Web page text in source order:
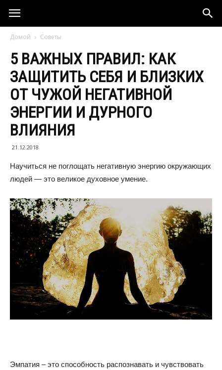
Домой Советы
5 ВАЖНЫХ ПРАВИЛ: КАК
ЗАЩИТИТЬ СЕБЯ И БЛИЗКИХ
ОТ ЧУЖОЙ НЕГАТИВНОЙ
ЭНЕРГИИ И ДУРНОГО
ВЛИЯНИЯ
21.12.2018
Научиться не поглощать негативную энергию окружающих
людей — это великое духовное умение.
Эмпатия – это способность распознавать и чувствовать